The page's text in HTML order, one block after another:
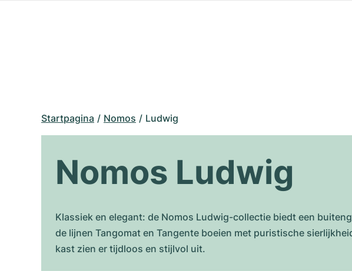
Startpagina Nomos Ludwig
Nomos Ludwig
Klassiek en elegant: de Nomos Ludwig-collectie biedt een
de lijnen Tangomat en Tangente boeien met puristische
kast zien er tijdloos en stijlvol uit.